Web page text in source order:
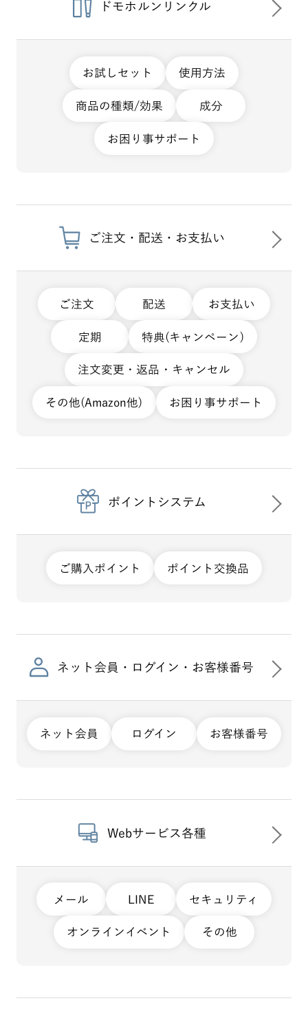
ドモホルンリンクル
お試しセット 使用方法
商品の種類/効果 成分
お困り事サポート
ご注文・配送・お支払い
ご注文 配送 お支払い
定期 特典(キャンペーン)
注文変更・返品・キャンセル
その他(Amazon他) お困り事サポート
ポイントシステム
ご購入ポイント ポイント交換品
ネット会員・ログイン・お客様番号
ネット会員 ログイン お客様番号
Webサービス各種
メール LINE セキュリティ
オンラインイベント その他